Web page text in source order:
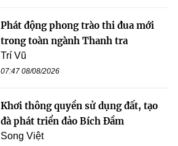
Phát động phong trào thi đua mới
trong toàn ngành Thanh tra
Trí Vũ
07:47 08/08/2026
Khơi thông quyền sử dụng đất, tạo
đà phát triển đảo Bích Đầm
Song Việt